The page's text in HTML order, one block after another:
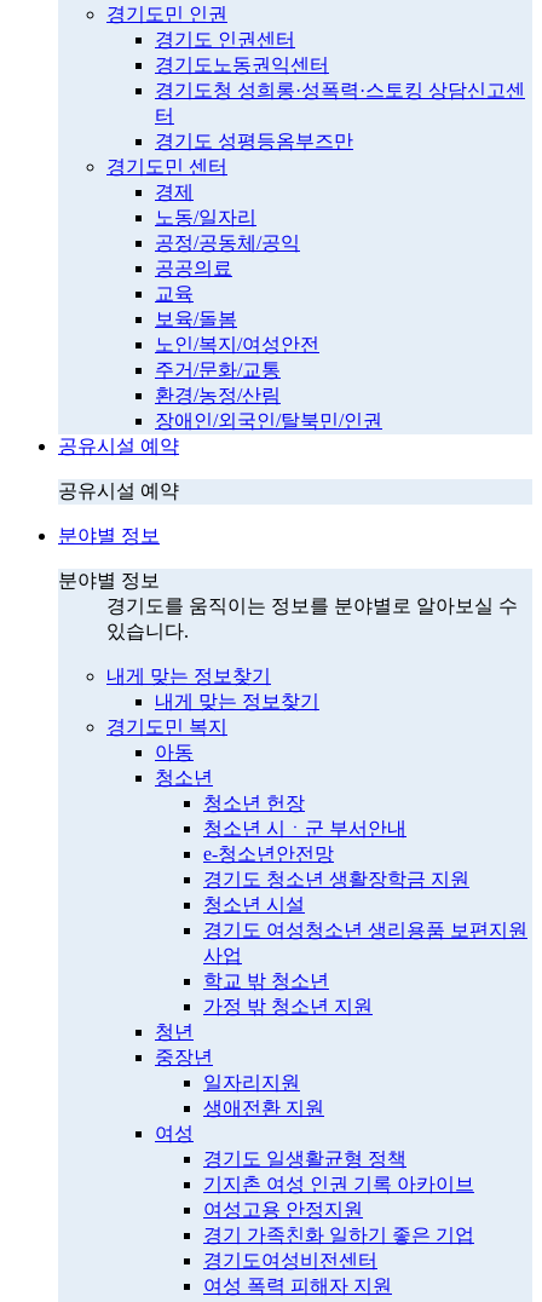
경기도민 인권
경기도 인권센터
경기도노동권익센터
경기도청 성희롱·성폭력·스토킹 상담신고센
터
경기도 성평등옴부즈만
경기도민 센터
경제
노동/일자리
공정/공동체/공익
공공의료
교육
보육/돌봄
노인/복지/여성안전
주거/문화/교통
환경/농정/산림
장애인/외국인/탈북민/인권
공유시설 예약
공유시설 예약
분야별 정보
분야별 정보
경기도를 움직이는 정보를 분야별로 알아보실 수
있습니다.
내게 맞는 정보찾기
내게 맞는 정보찾기
경기도민 복지
아동
청소년
청소년 헌장
청소년 시ㆍ군 부서안내
e-청소년안전망
경기도 청소년 생활장학금 지원
청소년 시설
경기도 여성청소년 생리용품 보편지원
사업
학교 밖 청소년
가정 밖 청소년 지원
청년
중장년
일자리지원
생애전환 지원
여성
경기도 일생활균형 정책
기지촌 여성 인권 기록 아카이브
여성고용 안정지원
경기 가족친화 일하기 좋은 기업
경기도여성비전센터
여성 폭력 피해자 지원